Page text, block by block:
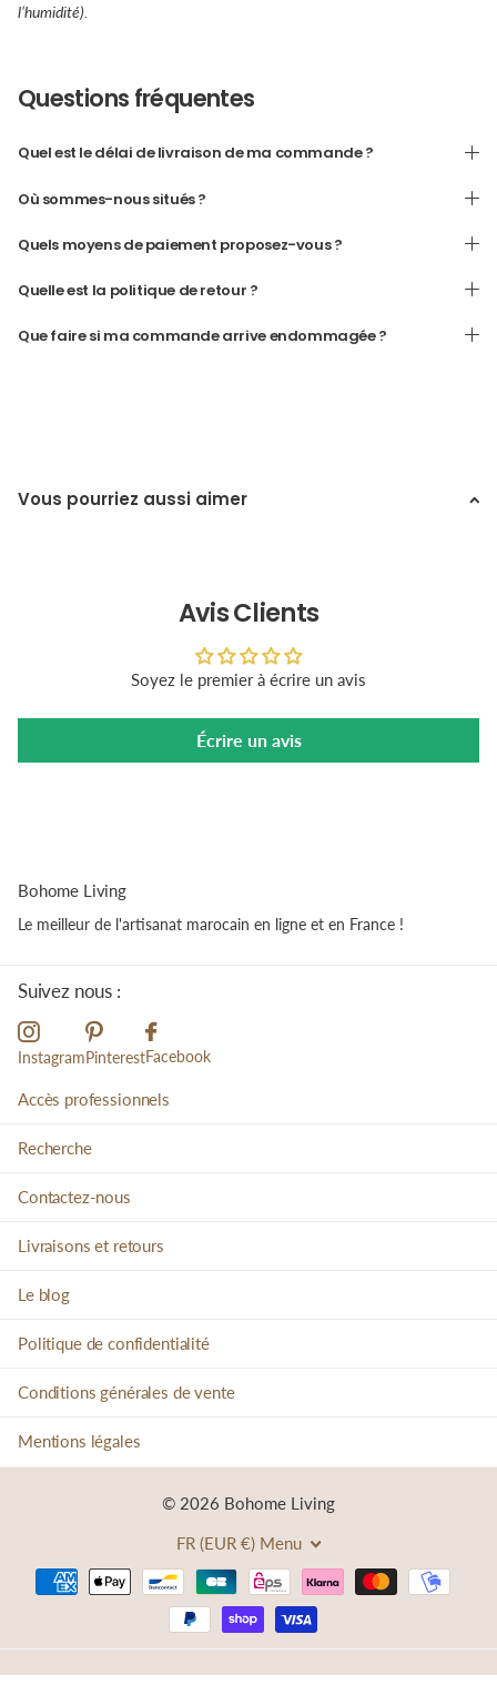
l’humidité).
Questions fréquentes
Quel est le délai de livraison de ma commande ?
Où sommes-nous situés ?
Quels moyens de paiement proposez-vous ?
Quelle est la politique de retour ?
Que faire si ma commande arrive endommagée ?
Vous pourriez aussi aimer
Avis Clients
Soyez le premier à écrire un avis
Écrire un avis
Bohome Living
Le meilleur de l'artisanat marocain en ligne et en France !
Suivez nous :
InstagramPinterestFacebook
Accès professionnels
Recherche
Contactez-nous
Livraisons et retours
Le blog
Politique de confidentialité
Conditions générales de vente
Mentions légales
© 2026 Bohome Living
FR (EUR €) Menu